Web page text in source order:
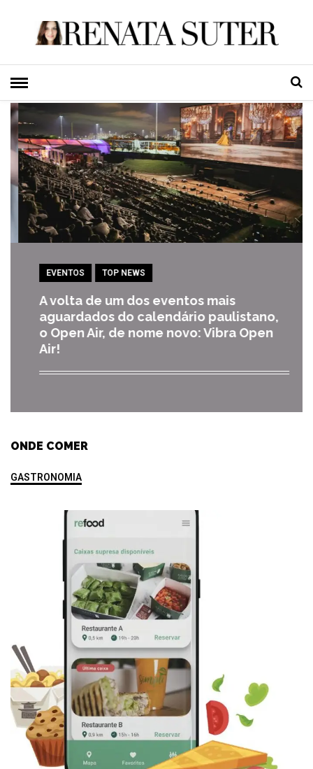
EVENTOS TOP NEWS
A volta de um dos eventos mais
aguardados do calendário paulistano,
o Open Air, de nome novo: Vibra Open
Air!
ONDE COMER
GASTRONOMIA